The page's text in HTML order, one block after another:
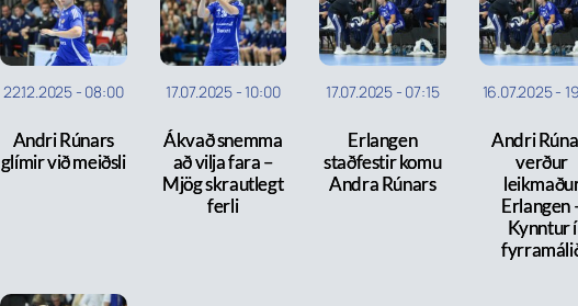
22.12.2025 - 08:00
Andri Rúnars
glímir við meiðsli
17.07.2025 -10:00
Ákvað snemma
að vilja fara –
Mjög skrautlegt
ferli
17.07.2025 - 07:15
Erlangen
staðfestir komu
Andra Rúnars
16.07.2025-
Andri
verður
Erlangen
Kynntur í